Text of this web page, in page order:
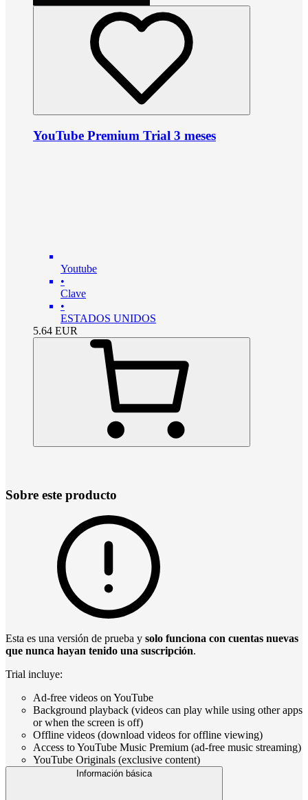
YouTube Premium Trial 3 meses
Youtube
•
Clave
•
ESTADOS UNIDOS
5.64 EUR
Sobre este producto
Esta es una versión de prueba y solo funciona con cuentas nuevas
que nunca hayan tenido una suscripción.
Trial incluye:
Ad-free videos on YouTube
Background playback (videos can play while using other apps
or when the screen is off)
Offline videos (download videos for offline viewing)
Access to YouTube Music Premium (ad-free music streaming)
YouTube Originals (exclusive content)
Información básica